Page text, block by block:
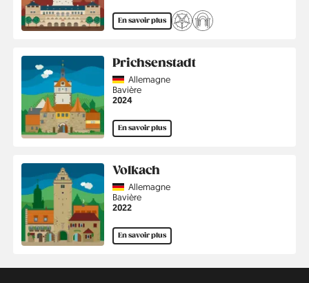
En savoir plus
Prichsenstadt
CountryAllemagne
Région
Bavière
Année
2024
En savoir plus
Volkach
CountryAllemagne
Région
Bavière
Année
2022
En savoir plus